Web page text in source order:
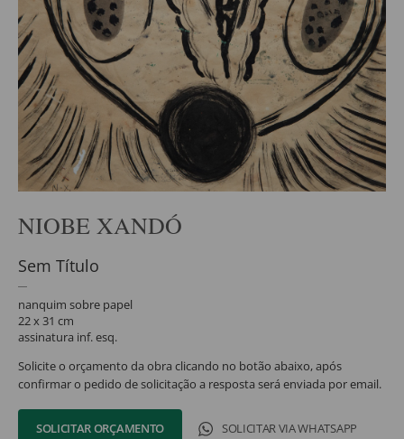
NIOBE XANDÓ
Sem Título
nanquim sobre papel
22 x 31 cm
assinatura inf. esq.
Solicite o orçamento da obra clicando no botão abaixo, após
confirmar o pedido de solicitação a resposta será enviada por email.
SOLICITAR ORÇAMENTO SOLICITAR VIA WHATSAPP